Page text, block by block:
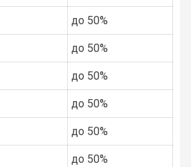
до 50%
до 50%
до 50%
до 50%
до 50%
до 50%